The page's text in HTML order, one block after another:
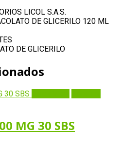
LICOL S.A.S.
DE GLICERILO 120 ML
DE GLICERILO
MG 30 SBS